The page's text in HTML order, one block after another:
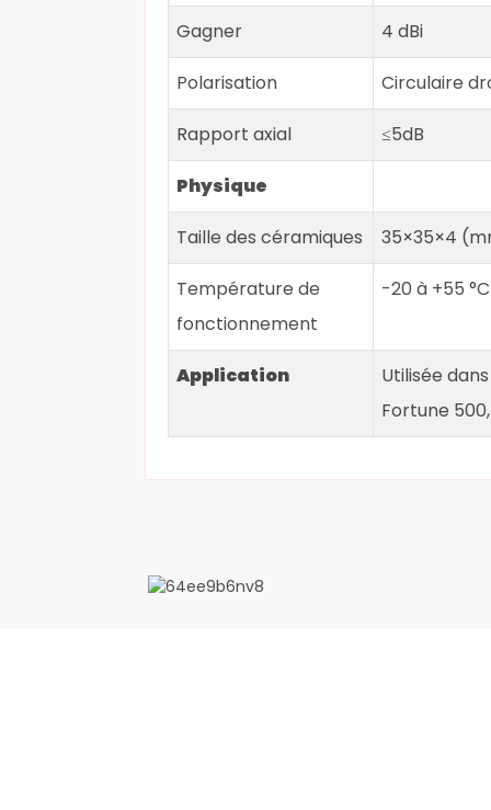
Gagner 4 dBi
Polarisation Circulaire
Rapport axial ≤5dB
Physique
Taille des céramiques 35×35×4
Température de
fonctionnement
-20 à +55 °C
Application
Utilisée
Fortune